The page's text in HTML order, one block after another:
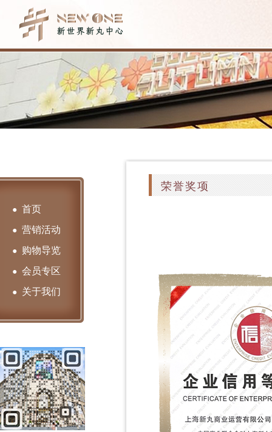
● 首页
● 营销活动
● 购物导览
● 会员专区
● 关于我们
荣誉奖项